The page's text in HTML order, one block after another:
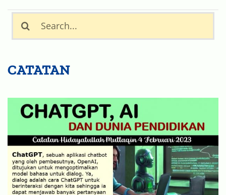
Search
for:
CATATAN